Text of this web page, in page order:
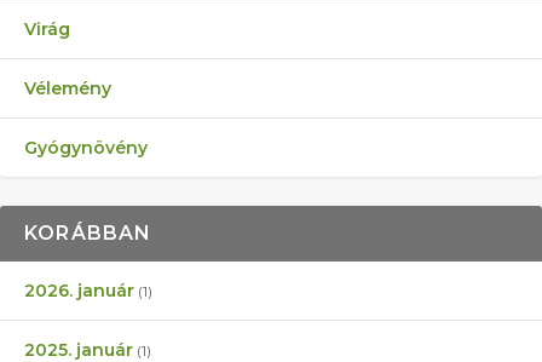
Virág
Vélemény
Gyógynövény
KORÁBBAN
2026. január (1)
2025. január (1)